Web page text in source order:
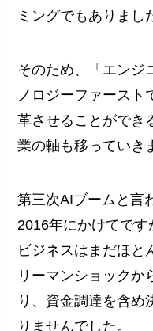
ミングでもありまし
そのため、「エンジ
ノロジーファースト
革させることができ
業の軸も移っていき
第三次AIブームと言
2016年にかけてで
ビジネスはまだほと
リーマンショックか
り、資金調達を含め
りませんでした。